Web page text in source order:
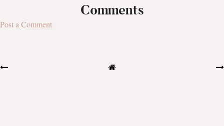
Comments
Post a Comment